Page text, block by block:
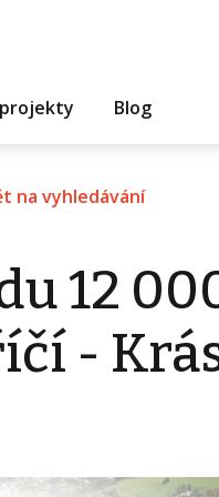
Blog
na vyhledávání
12
-